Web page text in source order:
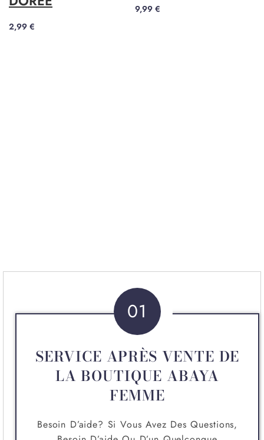
2,99 €
9,99 €
01
SERVICE APRÈS VENTE DE
LA BOUTIQUE ABAYA
FEMME
Besoin D’aide? Si Vous Avez Des Questions,